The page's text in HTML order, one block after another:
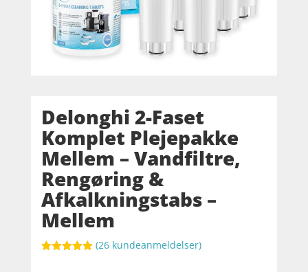
Delonghi 2-Faset
Komplet Plejepakke
Mellem – Vandfiltre,
Rengøring &
Afkalkningstabs –
Mellem
(26 kundeanmeldelser)